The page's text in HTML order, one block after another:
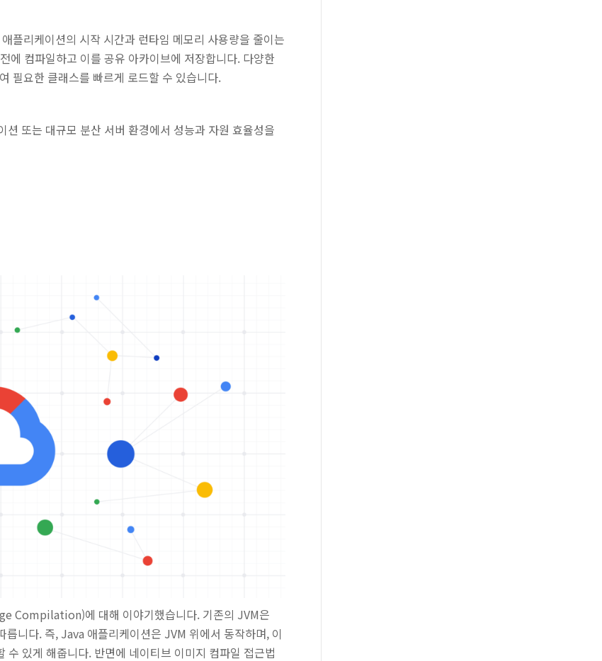
플리케이션의 시작 시간과 런타임 메모리 사용량을 줄이는
에 컴파일하고 이를 공유 아카이브에 저장합니다. 다양한
필요한 클래스를 빠르게 로드할 수 있습니다.
또는 대규모 분산 서버 환경에서 성능과 자원 효율성을
Compilation)에 대해 이야기했습니다. 기존의 JVM은
니다. 즉, Java 애플리케이션은 JVM 위에서 동작하며, 이
있게 해줍니다. 반면에 네이티브 이미지 컴파일 접근법